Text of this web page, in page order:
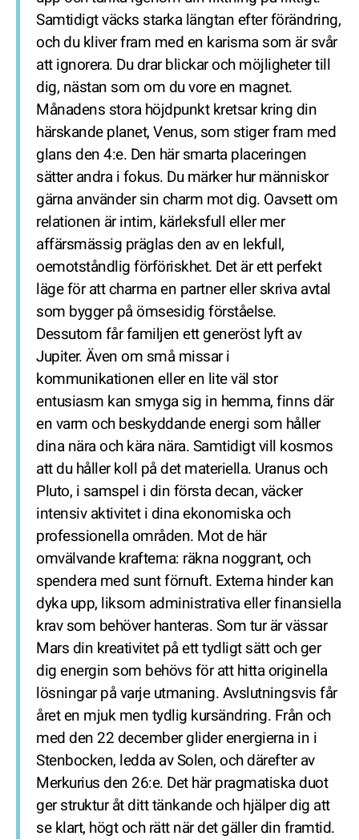
Samtidigt väcks starka längtan efter förändring,
och du kliver fram med en karisma som är svår
att ignorera. Du drar blickar och möjligheter till
dig, nästan som om du vore en magnet.
Månadens stora höjdpunkt kretsar kring din
härskande planet, Venus, som stiger fram med
glans den 4:e. Den här smarta placeringen
sätter andra i fokus. Du märker hur människor
gärna använder sin charm mot dig. Oavsett om
relationen är intim, kärleksfull eller mer
affärsmässig präglas den av en lekfull,
oemotståndlig förföriskhet. Det är ett perfekt
läge för att charma en partner eller skriva avtal
som bygger på ömsesidig förståelse.
Dessutom får familjen ett generöst lyft av
Jupiter. Även om små missar i
kommunikationen eller en lite väl stor
entusiasm kan smyga sig in hemma, finns där
en varm och beskyddande energi som håller
dina nära och kära nära. Samtidigt vill kosmos
att du håller koll på det materiella. Uranus och
Pluto, i samspel i din första decan, väcker
intensiv aktivitet i dina ekonomiska och
professionella områden. Mot de här
omvälvande krafterna: räkna noggrant, och
spendera med sunt förnuft. Externa hinder kan
dyka upp, liksom administrativa eller finansiella
krav som behöver hanteras. Som tur är vässar
Mars din kreativitet på ett tydligt sätt och ger
dig energin som behövs för att hitta originella
lösningar på varje utmaning. Avslutningsvis får
året en mjuk men tydlig kursändring. Från och
med den 22 december glider energierna in i
Stenbocken, ledda av Solen, och därefter av
Merkurius den 26:e. Det här pragmatiska duot
ger struktur åt ditt tänkande och hjälper dig att
se klart, högt och rätt när det gäller din framtid.